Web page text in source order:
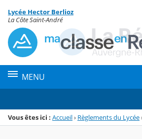
Menu de la rubrique
Contenu
Lycée Hector Berlioz
La Côte Saint-André
MENU
Vous êtes ici : Accueil› Règlements du Lycée